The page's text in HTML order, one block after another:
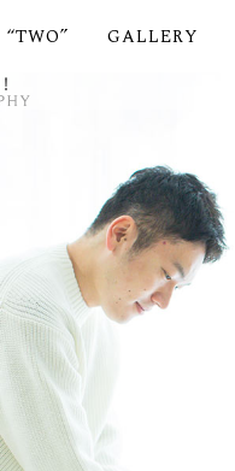
GALLERY